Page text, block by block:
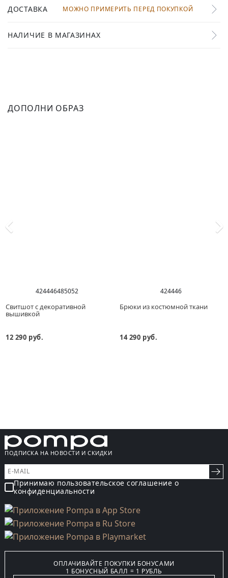
ДОСТАВКА МОЖНО ПРИМЕРИТЬ ПЕРЕД ПОКУПКОЙ
НАЛИЧИЕ В МАГАЗИНАХ
ДОПОЛНИ ОБРАЗ
424446485052
Свитшот с декоративной
вышивкой
12 290 руб.
424446
Брюки из костюмной ткани
14 290 руб.
ПОДПИСКА НА НОВОСТИ И СКИДКИ
Принимаю пользовательское соглашение о
конфиденциальности
ОПЛАЧИВАЙТЕ ПОКУПКИ БОНУСАМИ
1 БОНУСНЫЙ БАЛЛ = 1 РУБЛЬ